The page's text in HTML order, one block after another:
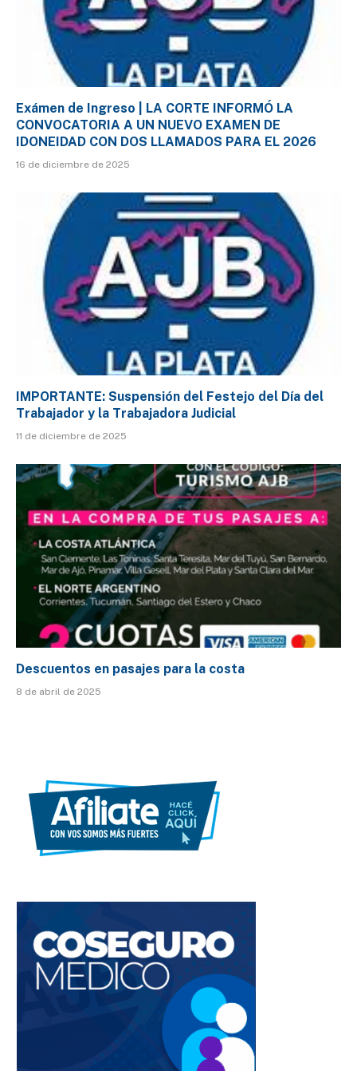
Exámen de Ingreso | LA CORTE INFORMÓ LA
CONVOCATORIA A UN NUEVO EXAMEN DE
IDONEIDAD CON DOS LLAMADOS PARA EL 2026
16 de diciembre de 2025
IMPORTANTE: Suspensión del Festejo del Día del
Trabajador y la Trabajadora Judicial
11 de diciembre de 2025
Descuentos en pasajes para la costa
8 de abril de 2025